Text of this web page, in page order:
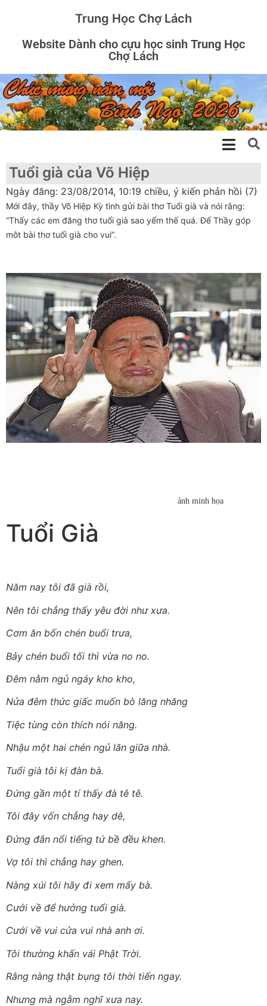
Trung Học Chợ Lách
Website Dành cho cựu học sinh Trung Học
Chợ Lách
Tuổi già của Võ Hiệp
Ngày đăng: 23/08/2014, 10:19 chiều, ý kiến phản hồi (7)
Mới đây, thầy Võ Hiệp Kỳ tình gửi bài thơ Tuổi già và nói rằng:
“Thấy các em đăng thơ tuổi già sao yếm thế quá. Để Thầy góp
môt bài thơ tuổi già cho vui”.
ảnh minh họa
Tuổi Già
Năm nay tôi đã già rồi,
Nên tôi chẳng thấy yêu đời như xưa.
Cơm ăn bốn chén buổi trưa,
Bảy chén buổi tối thì vừa no no.
Đêm nằm ngủ ngáy kho kho,
Nửa đêm thức giấc muốn bò lăng nhăng
Tiệc tùng còn thích nói năng.
Nhậu một hai chén ngủ lăn giữa nhà.
Tuổi già tôi kị đàn bà.
Đứng gần một tí thấy đà tê tê.
Tôi đây vốn chẳng hay dê,
Đứng đắn nổi tiếng tứ bề đều khen.
Vợ tôi thì chẳng hay ghen.
Nàng xúi tôi hãy đi xem mấy bà.
Cưới về để hưởng tuổi già.
Cưới về vui cửa vui nhà anh ơi.
Tôi thường khấn vái Phật Trời.
Rằng nàng thật bụng tôi thời tiến ngay.
Nhưng mà ngẫm nghĩ xưa nay.